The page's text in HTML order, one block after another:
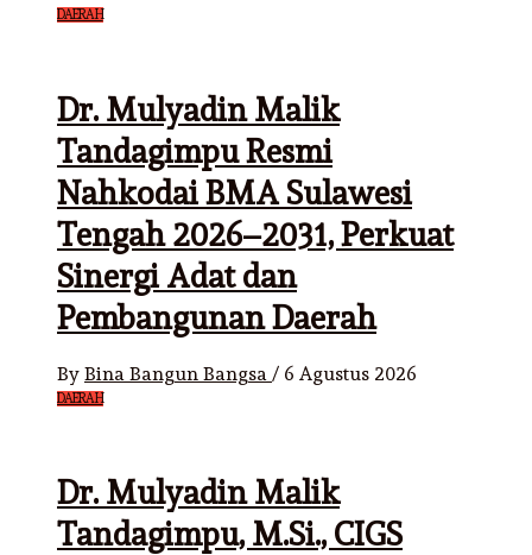
DAERAH
Dr. Mulyadin Malik
Tandagimpu Resmi
Nahkodai BMA Sulawesi
Tengah 2026–2031, Perkuat
Sinergi Adat dan
Pembangunan Daerah
By Bina Bangun Bangsa / 6 Agustus 2026
DAERAH
Dr. Mulyadin Malik
Tandagimpu, M.Si., CIGS